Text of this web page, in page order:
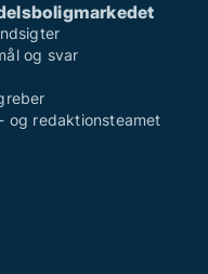
og svar
og redaktionsteamet